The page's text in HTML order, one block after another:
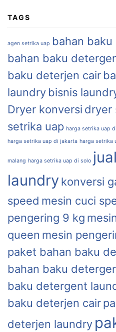
TAGS
agen setrika uap bahan
bahan baku
baku deterjen cair
laundry bisnis
Dryer konversi dryer
setrika uap harga setrika uap
harga setrika uap di jakarta harga setrika
malang harga setrika uap di solo
laundrykonversi
speed mesin cuci
pengering 9 kg
queen mesin
paket bahan baku
bahan baku
baku detergent
baku deterjen cair
deterjen laundry